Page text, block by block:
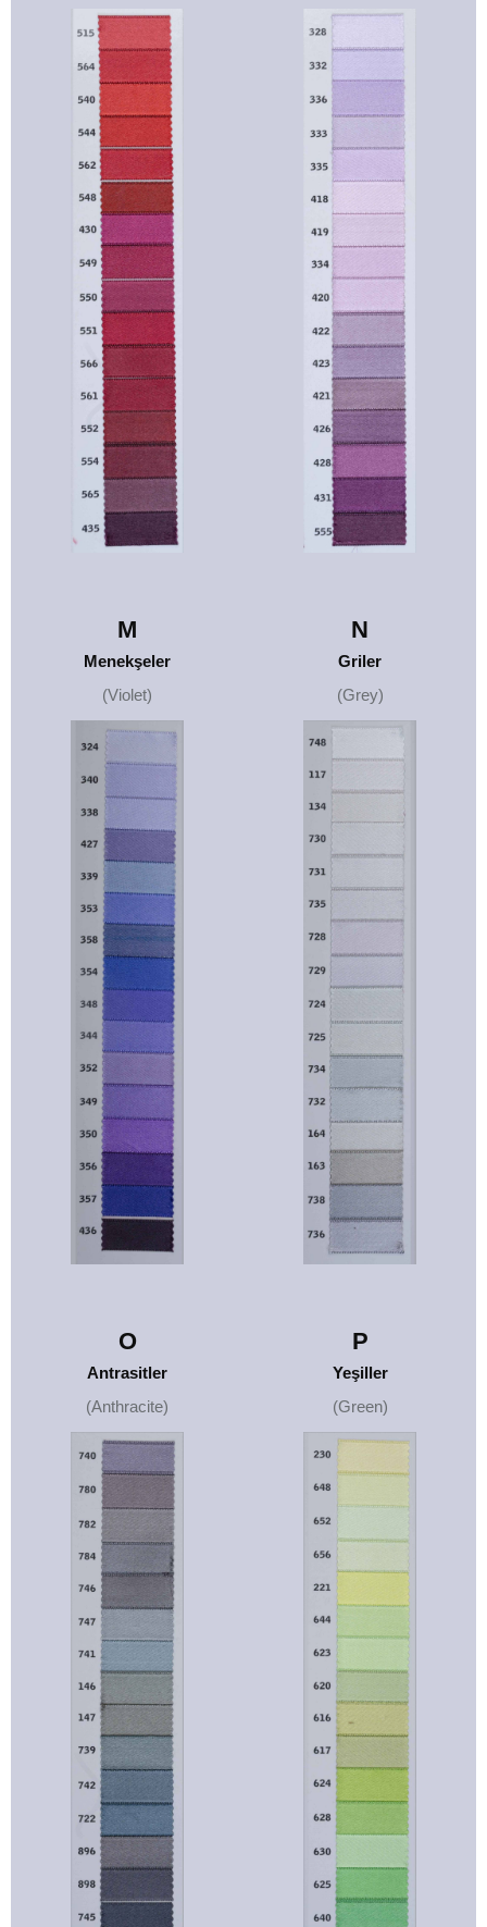
M
Menekşeler
(Violet)
N
Griler
(Grey)
O
Antrasitler
(Anthracite)
P
Yeşiller
(Green)